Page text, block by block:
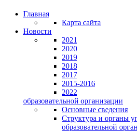
Главная
Карта сайта
Новости
2021
2020
2019
2018
2017
2015-2016
2022
образовательной организации
Основные сведения
Структура и органы
образовательной